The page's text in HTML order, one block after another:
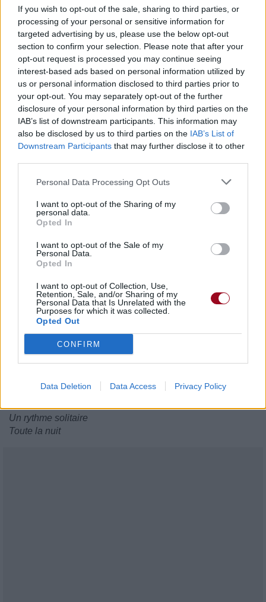
If you wish to opt-out of the sale, sharing to third parties, or
processing of your personal or sensitive information for
targeted advertising by us, please use the below opt-out
section to confirm your selection. Please note that after your
opt-out request is processed you may continue seeing
interest-based ads based on personal information utilized by
us or personal information disclosed to third parties prior to
your opt-out. You may separately opt-out of the further
disclosure of your personal information by third parties on the
IAB’s list of downstream participants. This information may
also be disclosed by us to third parties on the IAB’s List of
Downstream Participants that may further disclose it to other
Personal Data Processing Opt Outs
I want to opt-out of the Sharing of my
personal data.
Opted In
I want to opt-out of the Sale of my
Personal Data.
Opted In
I want to opt-out of Collection, Use,
Retention, Sale, and/or Sharing of my
Personal Data that Is Unrelated with the
Purposes for which it was collected.
Opted Out
CONFIRM
Data Deletion Data Access Privacy Policy
Est-ce que tu appartiens
à ta peau
Je me demandais juste
Gentle now
A tender breeze
Whispers through
The Gran Torino
Whistling another
Tired song
Engines hum
A heart locked
It beats
A lonely rhythm
Douce à présent
La douce brise
Chuchote à travers
Ma Gran Torino
Sifflant une autre
Chanson usée
Le moteur gronde
Et de mauvais rêves
Augmentent
Dans une Gran Torino
Un rythme solitaire
Toute la nuit